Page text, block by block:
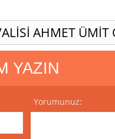
AHMET ÜMİT
YAZIN
Yorumunuz: